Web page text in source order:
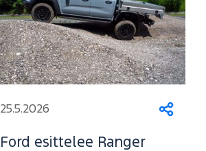
Jaa
25.5.2026
Ford esittelee Ranger